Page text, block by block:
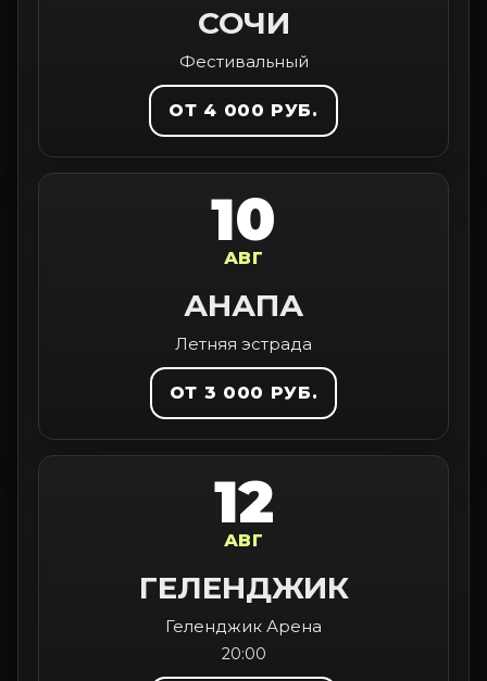
СОЧИ
Фестивальный
ОТ 4 000 РУБ.
10
АВГ
АНАПА
Летняя эстрада
ОТ 3 000 РУБ.
12
АВГ
ГЕЛЕНДЖИК
Геленджик Арена
20:00